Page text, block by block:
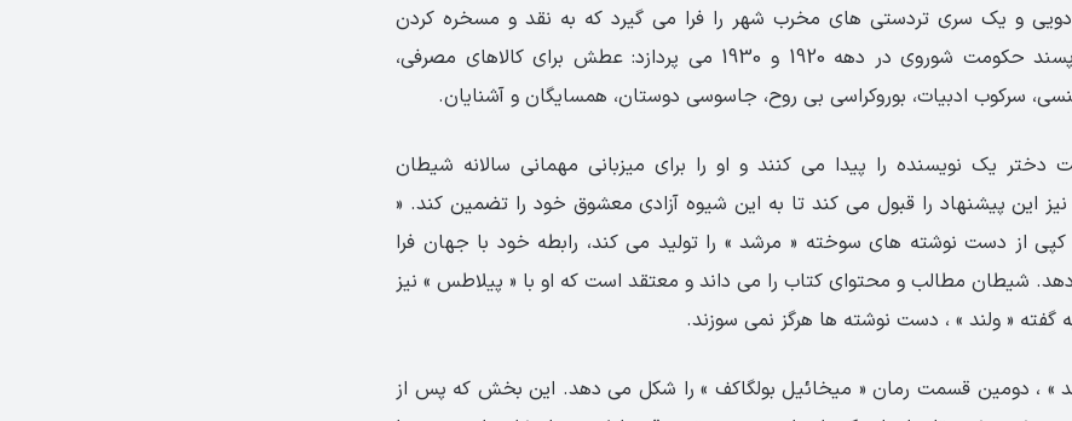
و یک سری تردستی های مخرب شهر را فرا می گیرد که به نقد و مسخره کردن
عناصر زندگی مورد پسند حکومت شوروی در دهه 1920 و 1930 می پردازد: عطش برای کالاهای مصرفی،
سرکوب ادبیات، بوروکراسی بی روح، جاسوسی دوستان، همسایگان و آشنایان.
یک نویسنده را پیدا می کنند و او را برای میزبانی مهمانی سالانه شیطان
این پیشنهاد را قبول می کند تا به این شیوه آزادی معشوق خود را تضمین کند. «
کپی از دست نوشته های سوخته « مرشد » را تولید می کند، رابطه خود با جهان فرا
شیطان مطالب و محتوای کتاب را می داند و معتقد است که او با « پیلاطس » نیز
« ولند » ، دست نوشته ها هرگز نمی سوزند.
» ، دومین قسمت رمان « میخائیل بولگاکف » را شکل می دهد. این بخش که پس از